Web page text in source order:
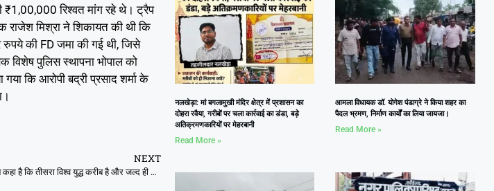
₹1,00,000 रिश्वत मांग रहे थे। ट्रैप
मिश्रा ने शिकायत की थी कि
रुपये की FD जमा की गई थी, जिसे
विशेष पुलिस स्थापना भोपाल को
कि आरोपी बद्री प्रसाद शर्मा के
NEXT
अथोस सैलोम ने बड़ी भविष्यवाणी की उन्होंने कहा है कि तीसरा विश्व युद्ध करीब है और जल्द ही शुरू होगा
नलखेड़ा: मां बगलामुखी मंदिर क्षेत्र में प्रशासन का
दोहरा रवैया, गरीबों पर चला कार्रवाई का डंडा, बड़े
अतिक्रमणकारियों पर मेहरबानी
Read More »
आमला विधायक डॉ. योगेश पंडाग्रे ने किया शहर का
पैदल भ्रमण, निर्माण कार्यों का लिया जायजा।
Read More »